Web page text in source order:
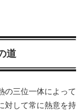
道
の三位一体によって
対して常に熱意を持